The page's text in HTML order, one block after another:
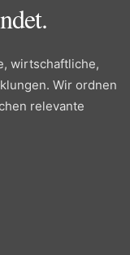
wirtschaftliche,
Wir ordnen
relevante